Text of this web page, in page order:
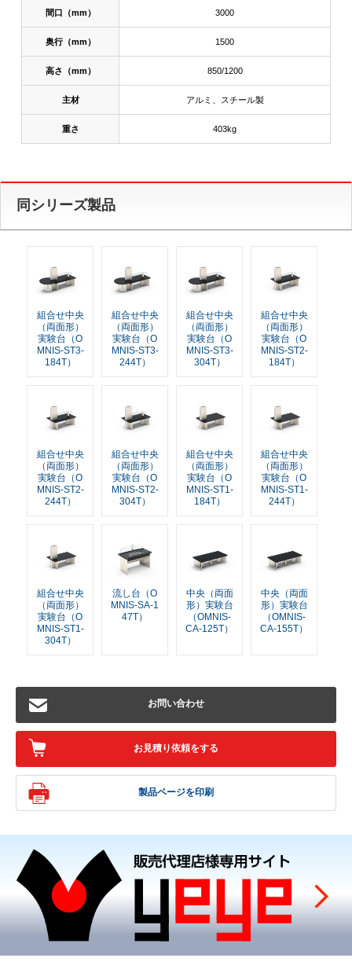
間口（mm） 3000
奥行（mm） 1500
高さ（mm） 850/1200
主材 アルミ、スチール製
重さ 403kg
同シリーズ製品
組合せ中央
（両面形）
実験台（O
MNIS-ST3-
184T）
組合せ中央
（両面形）
実験台（O
MNIS-ST3-
244T）
組合せ中央
（両面形）
実験台（O
MNIS-ST3-
304T）
組合せ中央
（両面形）
実験台（O
MNIS-ST2-
184T）
組合せ中央
（両面形）
実験台（O
MNIS-ST2-
244T）
組合せ中央
（両面形）
実験台（O
MNIS-ST2-
304T）
組合せ中央
（両面形）
実験台（O
MNIS-ST1-
184T）
組合せ中央
（両面形）
実験台（O
MNIS-ST1-
244T）
組合せ中央
（両面形）
実験台（O
MNIS-ST1-
304T）
流し台（O
MNIS-SA-1
47T）
中央（両面
形）実験台
（OMNIS-
CA-125T）
中央（両面
形）実験台
（OMNIS-
CA-155T）
お問い合わせ
お見積り依頼をする
製品ページを印刷